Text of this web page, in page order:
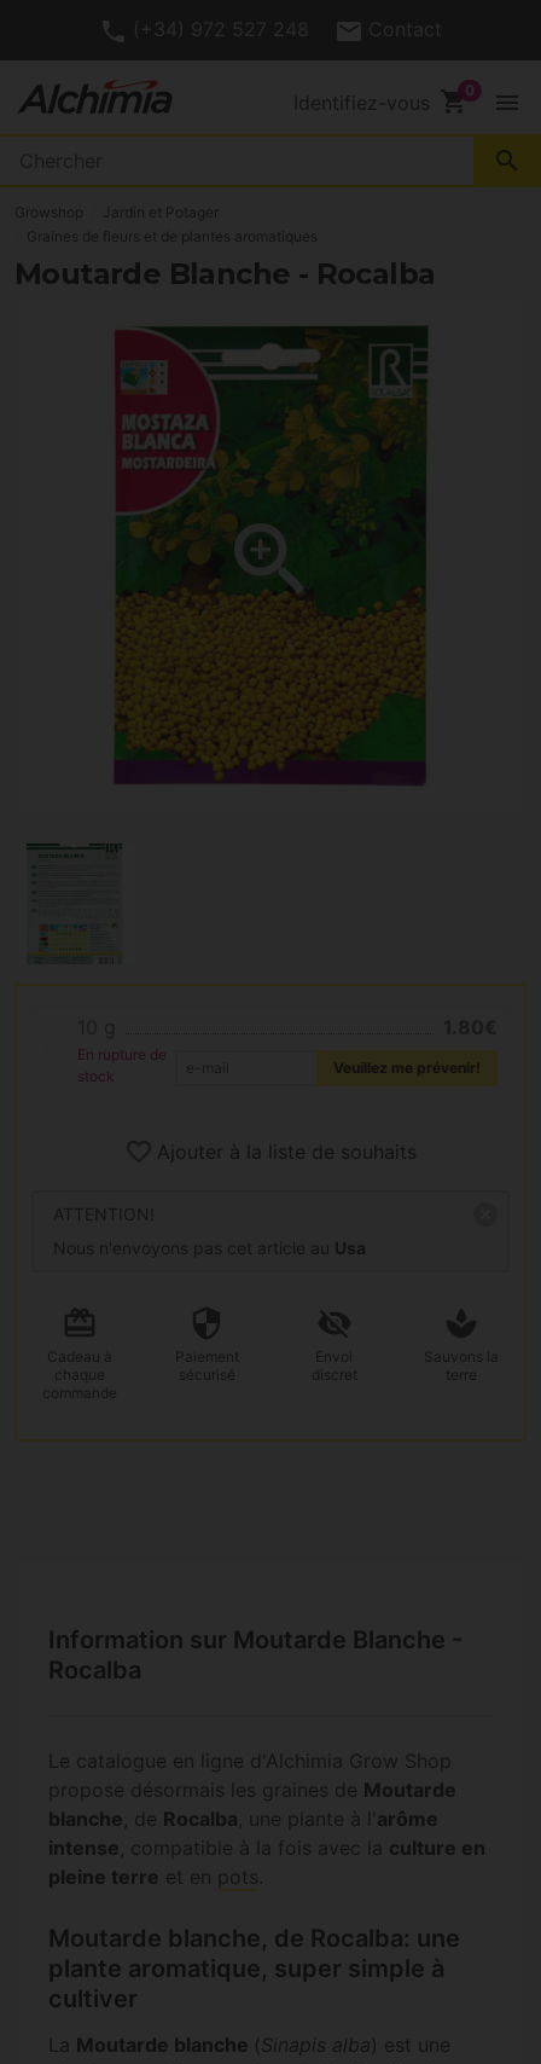
(+34) 972 527 248 Contact
Identifiez-vous shopping_cart menu
search
Growshop
Jardin et Potager
Graines de fleurs et de plantes aromatiques
Moutarde Blanche - Rocalba
En rupture de
stock
Veuillez me prévenir!
Ajouter à la liste de souhaits
ATTENTION!
Nous n'envoyons pas cet article au Usa
Cadeau à
chaque
commande
Paiement
sécurisé
Envoi
discret
Sauvons la
terre
Information sur Moutarde Blanche -
Rocalba
Le catalogue en ligne d'Alchimia Grow Shop
propose désormais les graines de Moutarde
blanche, de Rocalba, une plante à l' arôme
intense, compatible à la fois avec la culture en
pleine terre et en pots.
Moutarde blanche, de Rocalba: une
plante aromatique, super simple à
cultiver
La Moutarde blanche ( Sinapis alba) est une